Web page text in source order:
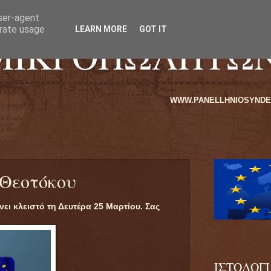
κλειστό τη Δευτέρα 25 Μαρτίου. Σας
agent
usage
LEARN MORE GOT IT